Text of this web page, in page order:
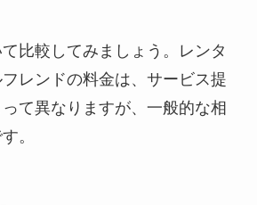
比較してみましょう。レンタ
レンドの料金は、サービス提
て異なりますが、一般的な相
。